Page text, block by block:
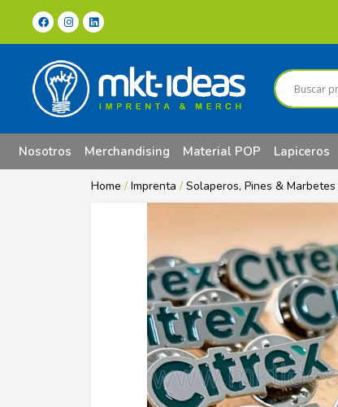
Nosotros Merchandising Material POP Lapiceros
Home / Imprenta / Solaperos, Pines & Marbetes